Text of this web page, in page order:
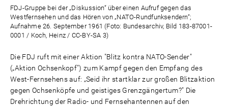
FDJ-Gruppe bei der „Diskussion“ über einen Aufruf gegen das
Westfernsehen und das Hören von „NATO-Rundfunksendern“;
Aufnahme 26. September 1961 (Foto: Bundesarchiv, Bild 183-87001-
0001 / Koch, Heinz / CC-BY-SA 3)
Die FDJ ruft mit einer Aktion "Blitz kontra NATO-Sender"
(„Aktion Ochsenkopf") zum Kampf gegen den Empfang des
West-Fernsehens auf: „Seid ihr startklar zur großen Blitzaktion
gegen Ochsenköpfe und geistiges Grenzgängertum?" Die
Drehrichtung der Radio- und Fernsehantennen auf den